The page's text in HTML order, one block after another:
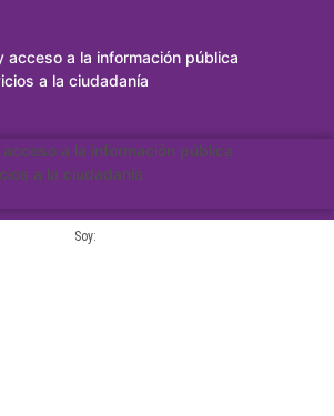
acceso a la información pública
a la ciudadanía
a la información pública
a la ciudadanía
Soy: